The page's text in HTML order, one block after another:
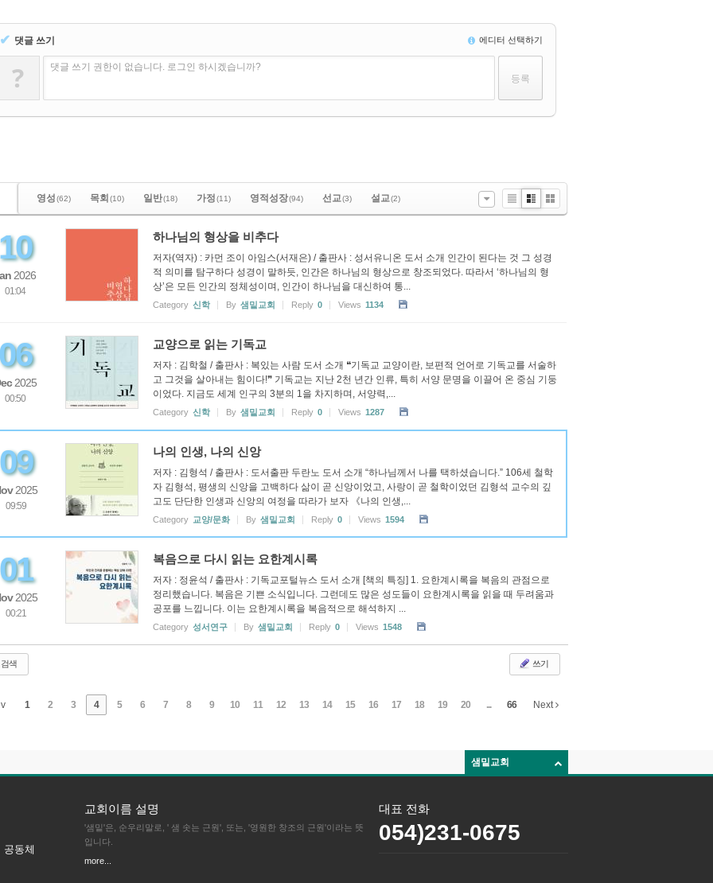
✔ 댓글 쓰기 에디터 선택하기
? 댓글 쓰기 권한이 없습니다. 로그인 하시겠습니까?
영성(62) 목회 (10) 일반(18) 가정(11) 영적성장(94) 선교(3) 설교(2)
List ZineGallery
2026
01:04
하나님의 형상을 비추다
저자(역자) : 카먼 조이 아임스(서재은) / 출판사 : 성서유니온 도서 소개 인간이 된다는 것 그 성경
적 의미를 탐구하다 성경이 말하듯, 인간은 하나님의 형상으로 창조되었다. 따라서 ‘하나님의 형
상’은 모든 인간의 정체성이며, 인간이 하나님을 대신하여 통...
Category 신학 By 샘밑교회 Reply 0 Views 1134
2025
00:50
교양으로 읽는 기독교
저자 : 김학철 / 출판사 : 복있는 사람 도서 소개 ❝기독교 교양이란, 보편적 언어로 기독교를 서술하
고 그것을 살아내는 힘이다!❞ 기독교는 지난 2천 년간 인류, 특히 서양 문명을 이끌어 온 중심 기둥
이었다. 지금도 세계 인구의 3분의 1을 차지하며, 서양력,...
Category 신학 By 샘밑교회 Reply 0 Views 1287
2025
09:59
나의 인생, 나의 신앙
저자 : 김형석 / 출판사 : 도서출판 두란노 도서 소개 “하나님께서 나를 택하셨습니다.” 106세 철학
자 김형석, 평생의 신앙을 고백하다 삶이 곧 신앙이었고, 사랑이 곧 철학이었던 김형석 교수의 깊
고도 단단한 인생과 신앙의 여정을 따라가 보자 《나의 인생,...
Category 교양/문화 By 샘밑교회 Reply 0 Views 1594
2025
00:21
복음으로 다시 읽는 요한계시록
저자 : 정윤석 / 출판사 : 기독교포털뉴스 도서 소개 [책의 특징] 1. 요한계시록을 복음의 관점으로
정리했습니다. 복음은 기쁜 소식입니다. 그런데도 많은 성도들이 요한계시록을 읽을 때 두려움과
공포를 느낍니다. 이는 요한계시록을 복음적으로 해석하지 ...
Category 성서연구 By 샘밑교회 Reply 0 Views 1548
검색 쓰기
1 2 3 4 5 6 7 8 9 10 11 12 13 14 15 16 17 18 19 20 ... 66 Next
샘밑교회
동체
교회이름 설명
'샘밑'은, 순우리말로, ' 샘 솟는 근원', 또는, '영원한 창조의 근원'이라는 뜻
입니다.
more...
대표 전화
054)231-0675